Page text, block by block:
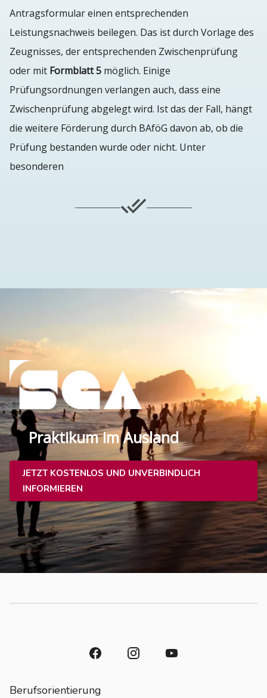
Antragsformular einen entsprechenden
Leistungsnachweis beilegen. Das ist durch Vorlage des
Zeugnisses, der entsprechenden Zwischenprüfung
oder mit Formblatt 5 möglich. Einige
Prüfungsordnungen verlangen auch, dass eine
Zwischenprüfung abgelegt wird. Ist das der Fall, hängt
die weitere Förderung durch BAföG davon ab, ob die
Prüfung bestanden wurde oder nicht. Unter
besonderen
Praktikum im Ausland
JETZT KOSTENLOS UND UNVERBINDLICH
INFORMIEREN
Berufsorientierung